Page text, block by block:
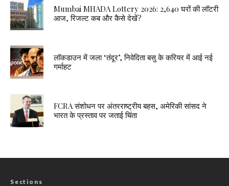
Mumbai MHADA Lottery 2026: 2,640 घरों की लॉटरी
आज, रिजल्ट कब और कैसे देखें?
लॉकडाउन में जला ‘तंदूर’, निवेदिता बसु के करियर में आई नई
गर्माहट
FCRA संशोधन पर अंतरराष्ट्रीय बहस, अमेरिकी सांसद ने
भारत के प्रस्ताव पर जताई चिंता
Sections